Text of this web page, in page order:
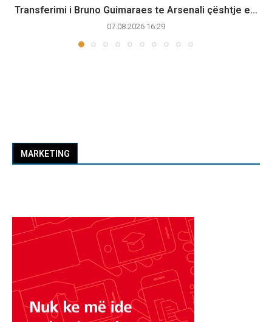
Transferimi i Bruno Guimaraes te Arsenali çështje e...
07.08.2026 16:29
MARKETING